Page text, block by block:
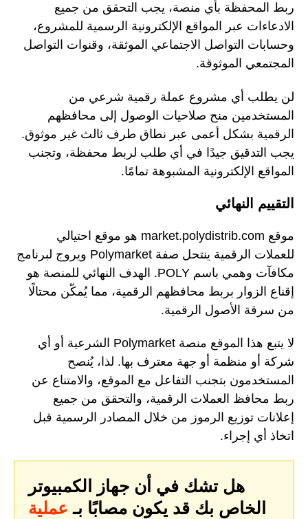
ربط المحفظة بأي منصة، يجب التحقق من جميع
الادعاءات عبر المواقع الإلكترونية الرسمية للمشروع،
وحسابات التواصل الاجتماعي الموثقة، وقنوات التواصل
المجتمعي الموثوقة.
لن يطلب أي مشروع عملة رقمية شرعي من
المستخدمين منح صلاحيات الوصول إلى محافظهم
الرقمية بشكل أعمى عبر نطاق طرف ثالث غير موثوق.
يجب التدقيق جيدًا في أي طلب لربط محفظة، وتجنب
المواقع الإلكترونية المشبوهة تمامًا.
التقييم النهائي
موقع market.polydistrib.com هو موقع احتيالي
للعملات الرقمية ينتحل صفة Polymarket ويروج لبرنامج
مكافآت وهمي باسم POLY. الهدف النهائي للمنصة هو
إقناع الزوار بربط محافظهم الرقمية، مما يُمكّن محتالًا
من سرقة الأصول الرقمية.
لا يتبع هذا الموقع منصة Polymarket الشرعية أو أي
شركة أو منظمة أو جهة معترف بها. لذا، يُنصح
المستخدمون بتجنب التفاعل مع الموقع، والامتناع عن
ربط محافظ العملات الرقمية، والتحقق من جميع
إعلانات توزيع الرموز من خلال المصادر الرسمية قبل
اتخاذ أي إجراء.
هل تشك في أن جهاز الكمبيوتر
الخاص بك قد يكون مصابًا بـ عملية